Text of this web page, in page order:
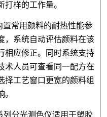
样的工作量。
常用颜料的耐热性能参
，系统自动评估颜料在该
相应修正。同时系统支持
术人员可查看同一配方在
择工艺窗口更宽的颜料组
列分光测色仪适用于塑胶